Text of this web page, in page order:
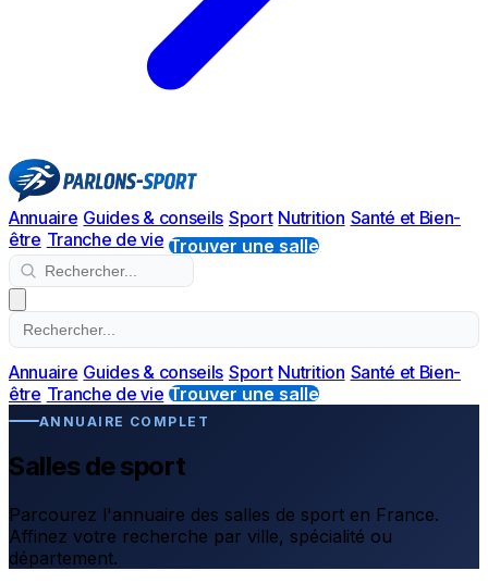
Annuaire Guides & conseils Sport Nutrition Santé et Bien-
être Tranche de vie Trouver une salle
Annuaire Guides & conseils Sport Nutrition Santé et Bien-
être Tranche de vie Trouver une salle
ANNUAIRE COMPLET
Salles de sport
Parcourez l'annuaire des salles de sport en France.
Affinez votre recherche par ville, spécialité ou
département.